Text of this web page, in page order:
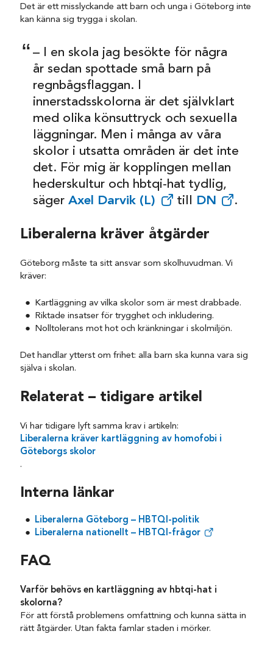
Det är ett misslyckande att barn och unga i Göteborg inte
kan känna sig trygga i skolan.
– I en skola jag besökte för några
år sedan spottade små barn på
regnbågsflaggan. I
innerstadsskolorna är det självklart
med olika könsuttryck och sexuella
läggningar. Men i många av våra
skolor i utsatta områden är det inte
det. För mig är kopplingen mellan
hederskultur och hbtqi-hat tydlig,
sägerAxel Darvik (L) till DN .
Liberalerna kräver åtgärder
Göteborg måste ta sitt ansvar som skolhuvudman. Vi
kräver:
Kartläggning av vilka skolor som är mest drabbade.
Riktade insatser för trygghet och inkludering.
Nolltolerans mot hot och kränkningar i skolmiljön.
Det handlar ytterst om frihet: alla barn ska kunna vara sig
själva i skolan.
Relaterat – tidigare artikel
Vi har tidigare lyft samma krav i artikeln:
Liberalerna kräver kartläggning av homofobi i
Göteborgs skolor
.
Interna länkar
Liberalerna Göteborg – HBTQI-politik
Liberalerna nationellt – HBTQI-frågor
FAQ
Varför behövs en kartläggning av hbtqi-hat i
skolorna?
För att förstå problemens omfattning och kunna sätta in
rätt åtgärder. Utan fakta famlar staden i mörker.